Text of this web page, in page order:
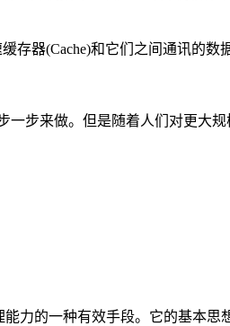
存器(Cache)和它们之间通讯的数
步来做。但是随着人们对更大
力的一种有效手段。它的基本思